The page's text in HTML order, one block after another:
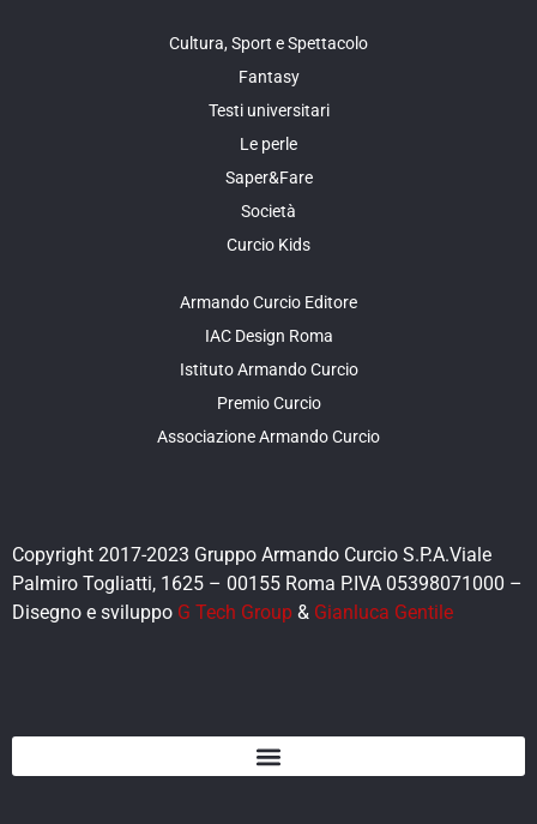
Cultura, Sport e Spettacolo
Fantasy
Testi universitari
Le perle
Saper&Fare
Società
Curcio Kids
Armando Curcio Editore
IAC Design Roma
Istituto Armando Curcio
Premio Curcio
Associazione Armando Curcio
Copyright 2017-2023 Gruppo Armando Curcio S.P.A.Viale
Palmiro Togliatti, 1625 – 00155 Roma P.IVA 05398071000 –
Disegno e sviluppo G Tech Group & Gianluca Gentile